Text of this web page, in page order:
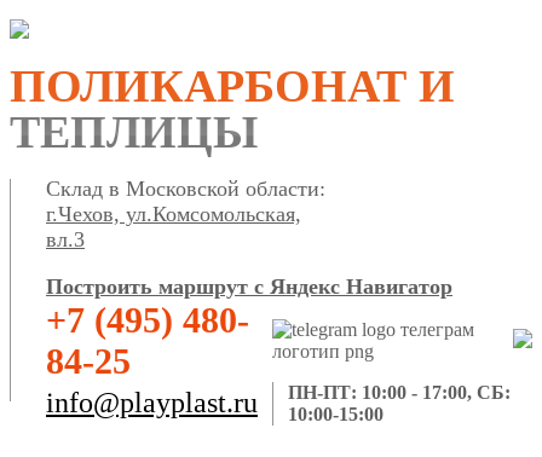
ПОЛИКАРБОНАТ И
ТЕПЛИЦЫ
Склад в Московской области:
г.Чехов, ул.Комсомольская,
вл.3
Построить маршрут с Яндекс Навигатор
+7 (495) 480-
84-25
info@playplast.ru
ПН-ПТ: 10:00 - 17:00, СБ:
10:00-15:00